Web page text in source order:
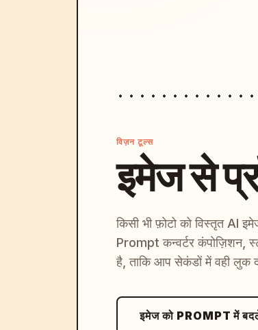
विज़न टूल्स
इमेज से
किसी भी फ़ोटो को विस्तृत AI
Prompt कन्वर्टर कंपोज़िशन,
है, ताकि आप सेकंडों में वही लुक
इमेज को PROMPT में